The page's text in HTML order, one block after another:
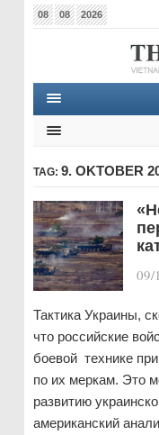
08 08 2026
TAG: 9. OKTOBER
09/
Тактика Украины,
что российские
боевой технике
по их меркам. Это
развитию
американский